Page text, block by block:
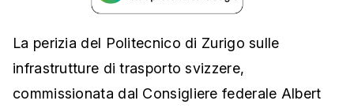
La perizia del Politecnico di Zurigo sulle
infrastrutture di trasporto svizzere,
commissionata dal Consigliere federale Albert